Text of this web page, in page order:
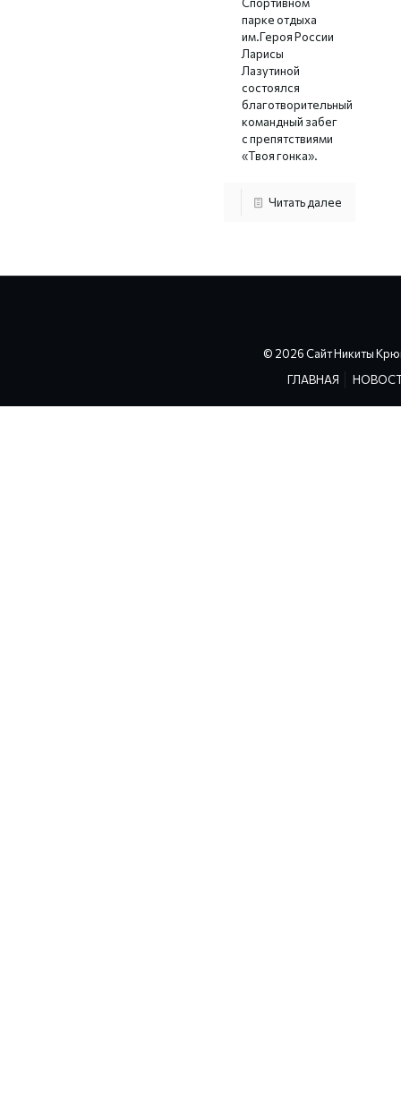
Спортивном
парке отдыха
им.Героя России
Ларисы
Лазутиной
состоялся
благотворительный
командный забег
с препятствиями
«Твоя гонка».
Читать далее
© 2026 Сайт Никиты
ГЛАВНАЯ